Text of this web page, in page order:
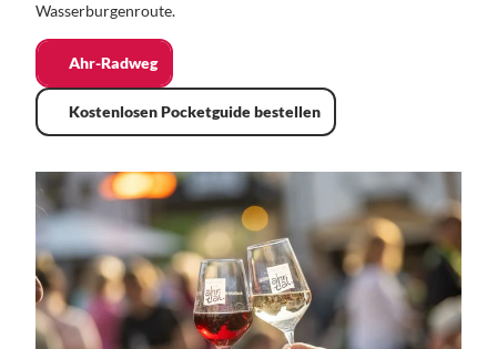
Wasserburgenroute.
Ahr-Radweg
Kostenlosen Pocketguide bestellen